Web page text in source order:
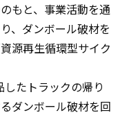
もと、事業活動を通
、ダンボール破材を
源再生循環型サイク
したトラックの帰り
ダンボール破材を回